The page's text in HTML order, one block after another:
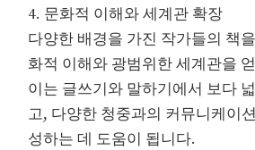
4. 문화적 이해와 세계관 확장
다양한 배경을 가진 작가들의 책
화적 이해와 광범위한 세계관을
이는 글쓰기와 말하기에서 보다
고, 다양한 청중과의 커뮤니케이
성하는 데 도움이 됩니다.